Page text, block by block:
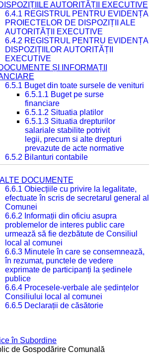
AUTORITĂȚII EXECUTIVE
6.4.1 REGISTRUL PENTRU EVIDENȚA
PROIECTELOR DE DISPOZIȚII ALE
AUTORITĂȚII EXECUTIVE
6.4.2 REGISTRUL PENTRU EVIDENȚA
DISPOZIȚIILOR AUTORITĂȚII
EXECUTIVE
ȘI INFORMAȚII
6.5.1 Buget din toate sursele de venituri
6.5.1.1 Buget pe surse
financiare
6.5.1.2 Situatia platilor
6.5.1.3 Situatia drepturilor
salariale stabilite potrivit
legii, precum si alte drepturi
prevazute de acte normative
6.5.2 Bilanturi contabile
DOCUMENTE
6.6.1 Obiecțiile cu privire la legalitate,
efectuate în scris de secretarul general al
Comunei
6.6.2 Informații din oficiu asupra
problemelor de interes public care
urmează să fie dezbătute de Consiliul
local al comunei
6.6.3 Minutele în care se consemnează,
în rezumat, punctele de vedere
exprimate de participanți la ședinele
publice
6.6.4 Procesele-verbale ale ședințelor
Consiliului local al comunei
6.6.5 Declarații de căsătorie
în Subordine
de Gospodărire Comunală